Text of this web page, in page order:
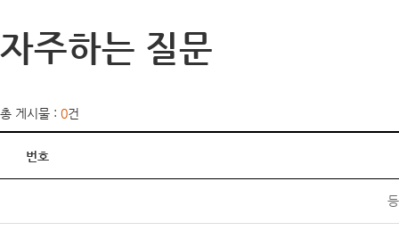
자주하는 질문
총 게시물 : 0건
번호